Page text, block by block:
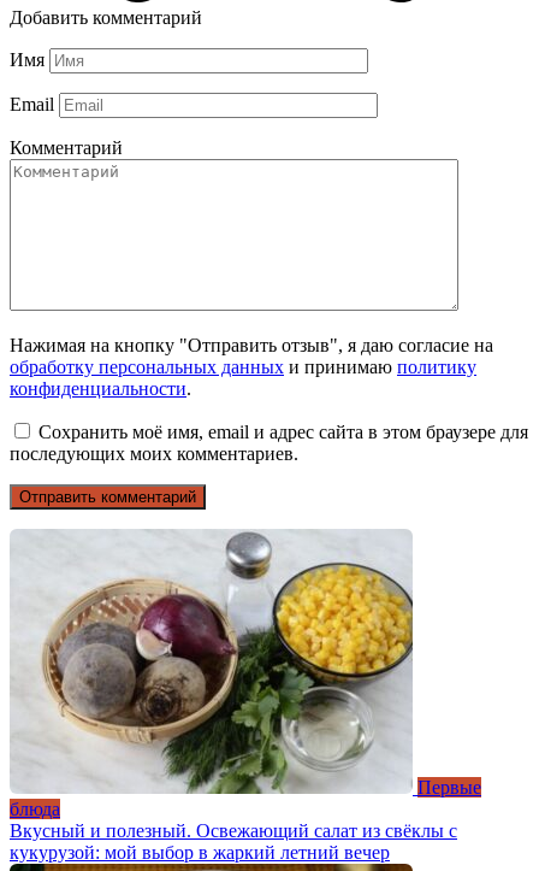
Добавить комментарий
Имя
Email
Комментарий
Нажимая на кнопку "Отправить отзыв", я даю согласие на
обработку персональных данных и принимаю политику
конфиденциальности.
Сохранить моё имя, email и адрес сайта в этом браузере для
последующих моих комментариев.
Первые
блюда
Вкусный и полезный. Освежающий салат из свёклы с
кукурузой: мой выбор в жаркий летний вечер